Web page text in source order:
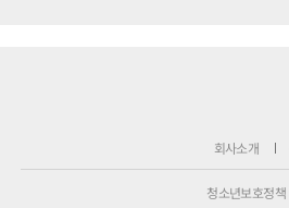
회사소개
청소년보호정책